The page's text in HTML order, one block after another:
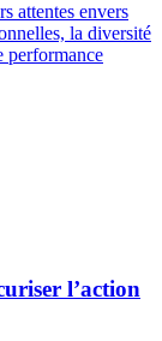
attentes envers
la diversité
performance
l’action